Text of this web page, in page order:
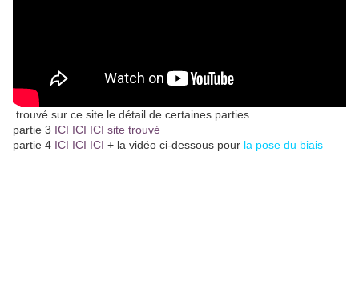
trouvé sur ce site le détail de certaines parties
partie 3 ICI ICI ICI site trouvé
partie 4 ICI ICI ICI + la vidéo ci-dessous pour la pose du biais